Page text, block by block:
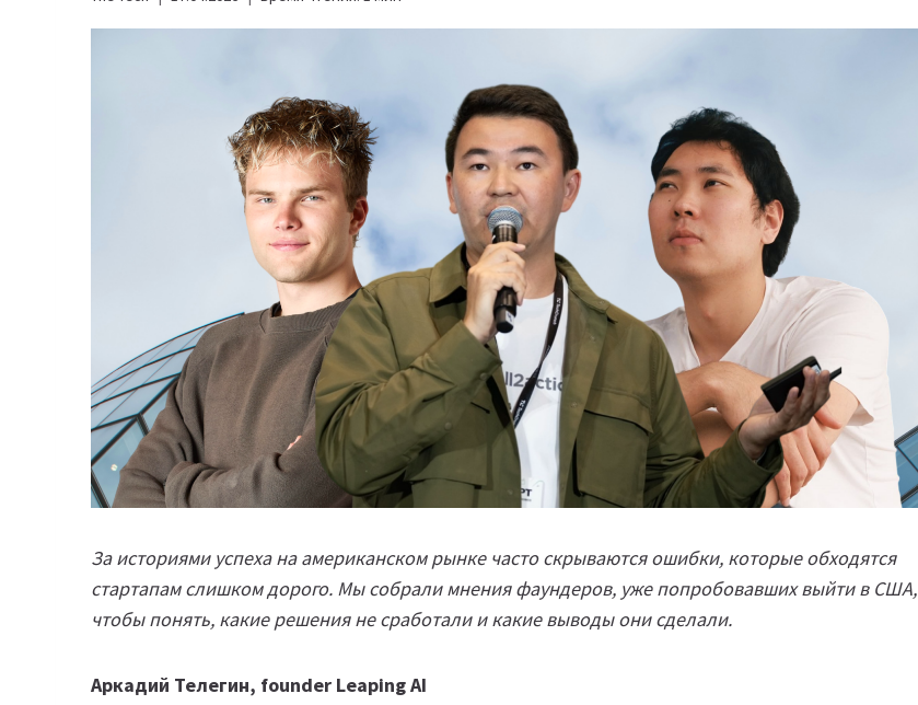
За историями успеха на американском рынке часто скрываются ошибки, которые обходятся
стартапам слишком дорого. Мы собрали мнения фаундеров, уже попробовавших выйти в США,
чтобы понять, какие решения не сработали и какие выводы они сделали.
Аркадий Телегин, founder Leaping AI